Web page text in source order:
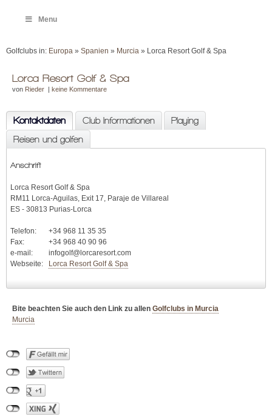
Menu
Golfclubs in: Europa » Spanien » Murcia » Lorca Resort Golf & Spa
Lorca Resort Golf & Spa
von Rieder | keine Kommentare
Kontaktdaten Club Informationen
Playing
Reisen und golfen
Anschrift
Lorca Resort Golf & Spa
RM11 Lorca-Aguilas, Exit 17, Paraje de Villareal
ES - 30813 Purias-Lorca
Telefon:
+34 968 11 35 35
Fax:
+34 968 40 90 96
e-mail:
infogolf@lorcaresort.com
Webseite:
Lorca Resort Golf & Spa
Bite beachten Sie auch den Link zu allen Golfclubs in Murcia
Murcia